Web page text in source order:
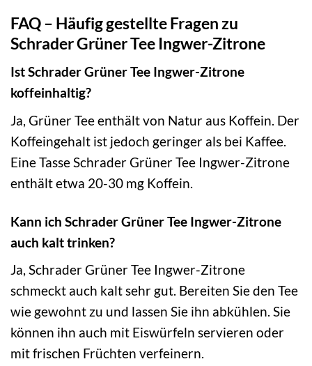
FAQ – Häufig gestellte Fragen zu
Schrader Grüner Tee Ingwer-Zitrone
Ist Schrader Grüner Tee Ingwer-Zitrone
koffeinhaltig?
Ja, Grüner Tee enthält von Natur aus Koffein. Der
Koffeingehalt ist jedoch geringer als bei Kaffee.
Eine Tasse Schrader Grüner Tee Ingwer-Zitrone
enthält etwa 20-30 mg Koffein.
Kann ich Schrader Grüner Tee Ingwer-Zitrone
auch kalt trinken?
Ja, Schrader Grüner Tee Ingwer-Zitrone
schmeckt auch kalt sehr gut. Bereiten Sie den Tee
wie gewohnt zu und lassen Sie ihn abkühlen. Sie
können ihn auch mit Eiswürfeln servieren oder
mit frischen Früchten verfeinern.